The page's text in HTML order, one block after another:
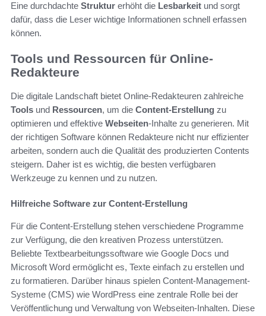
Eine durchdachte Struktur erhöht die Lesbarkeit und sorgt
dafür, dass die Leser wichtige Informationen schnell erfassen
können.
Tools und Ressourcen für Online-
Redakteure
Die digitale Landschaft bietet Online-Redakteuren zahlreiche
Tools und Ressourcen, um die Content-Erstellung zu
optimieren und effektive Webseiten-Inhalte zu generieren. Mit
der richtigen Software können Redakteure nicht nur effizienter
arbeiten, sondern auch die Qualität des produzierten Contents
steigern. Daher ist es wichtig, die besten verfügbaren
Werkzeuge zu kennen und zu nutzen.
Hilfreiche Software zur Content-Erstellung
Für die Content-Erstellung stehen verschiedene Programme
zur Verfügung, die den kreativen Prozess unterstützen.
Beliebte Textbearbeitungssoftware wie Google Docs und
Microsoft Word ermöglicht es, Texte einfach zu erstellen und
zu formatieren. Darüber hinaus spielen Content-Management-
Systeme (CMS) wie WordPress eine zentrale Rolle bei der
Veröffentlichung und Verwaltung von Webseiten-Inhalten. Diese